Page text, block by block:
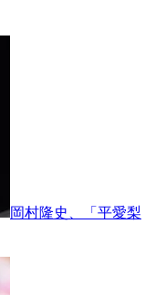
岡村隆史、「平愛梨